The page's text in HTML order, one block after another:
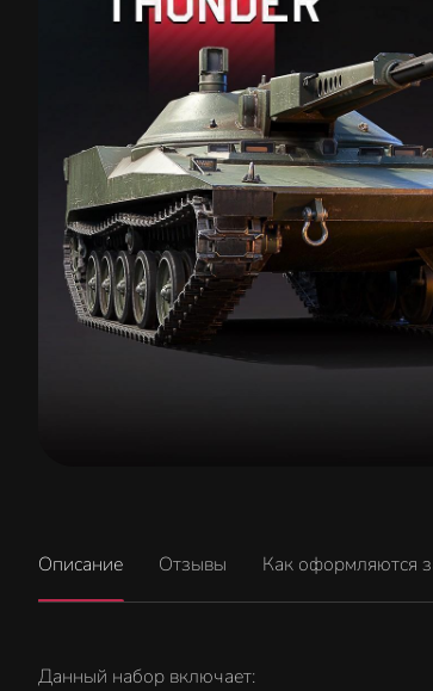
Описание Отзывы Как оформляются
Данный набор включает: